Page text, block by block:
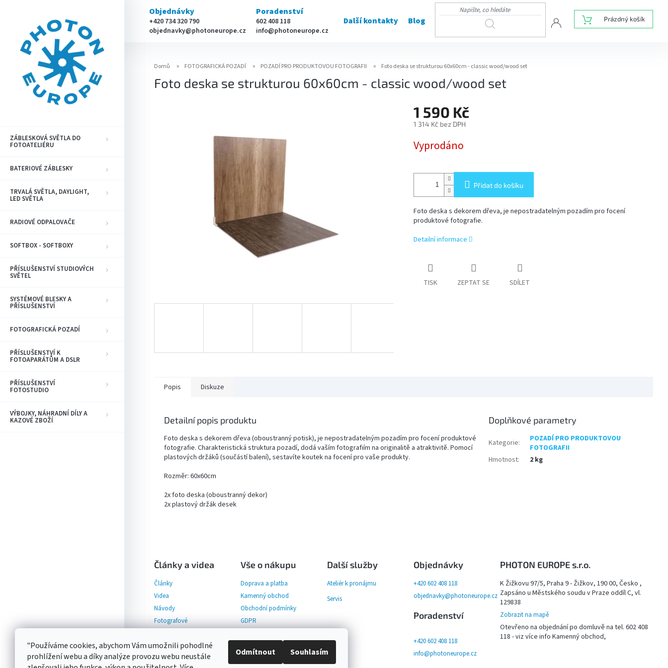
"Používáme cookies, abychom Vám umožnili pohodlné
prohlížení webu a díky analýze provozu webu neustále
Odmítnout Souhlasím
Objednávky
+420 734 320 790
objednavky@photoneurope.cz
Poradenství
602 408 118
info@photoneurope.cz
Další kontakty Blog HLEDAT
NÁKUPNÍ
KOŠÍK
Prázdný košík
ZÁBLESKOVÁ SVĚTLA DO
FOTOATELIÉRU
BATERIOVÉ ZÁBLESKY
TRVALÁ SVĚTLA, DAYLIGHT,
LED SVĚTLA
RADIOVÉ ODPALOVAČE
SOFTBOX - SOFTBOXY
PŘÍSLUŠENSTVÍ STUDIOVÝCH
SVĚTEL
SYSTÉMOVÉ BLESKY A
PŘÍSLUŠENSTVÍ
FOTOGRAFICKÁ POZADÍ
PŘÍSLUŠENSTVÍ K
FOTOAPARÁTŮM A DSLR
PŘÍSLUŠENSTVÍ
FOTOSTUDIO
VÝBOJKY, NÁHRADNÍ DÍLY A
KAZOVÉ ZBOŽÍ
Domů FOTOGRAFICKÁ POZADÍ POZADÍ PRO PRODUKTOVOU FOTOGRAFII Foto deska se strukturou 60x60cm - classic wood/wood set
Foto deska se strukturou 60x60cm - classic wood/wood set
1 590 Kč
1 314 Kč bez DPH
cena:
Vyprodáno
Přidat do košíku
Foto deska s dekorem dřeva, je nepostradatelným pozadím pro focení
produktové fotografie.
Detailní informace
TISK ZEPTAT SE SDÍLET
Popis Diskuze
Detailní popis produktu
Foto deska s dekorem dřeva (oboustranný potisk), je nepostradatelným pozadím pro focení produktové
fotografie. Charakteristická struktura pozadí, dodá vaším fotografiím na originalitě a atraktivitě. Pomocí
plastových držáků (součástí balení), sestavíte koutek na focení pro vaše produkty.
Rozměr: 60x60cm
2x foto deska (oboustranný dekor)
2x plastový držák desek
Doplňkové parametry
Kategorie:
POZADÍ PRO PRODUKTOVOU
FOTOGRAFII
Hmotnost: 2 kg
Články a videa
Články
Videa
Návody
Fotografové
Vše o nákupu
Doprava a platba
Kamenný obchod
Obchodní podmínky
GDPR
Další služby
Ateliér k pronájmu
Servis
Objednávky
+420 602 408 118
objednavky@photoneurope.cz
Poradenství
+420 602 408 118
info@photoneurope.cz
PHOTON EUROPE s.r.o.
K Žižkovu 97/5, Praha 9 - Žižkov, 190 00, Česko ,
Zapsáno u Městského soudu v Praze oddíl C, vl.
129838
Zobrazit na mapě
Otevřeno na objednání po domluvě na tel. 602 408
118 - viz více info Kamenný obchod,